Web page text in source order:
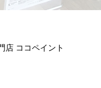
店 ココペイント